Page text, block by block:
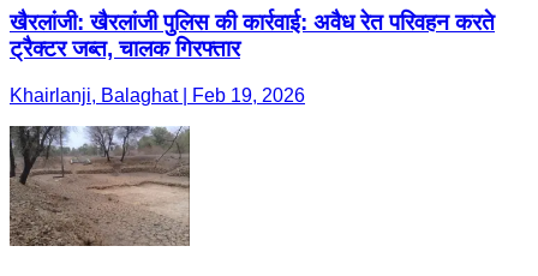
खैरलांजी: खैरलांजी पुलिस की कार्रवाई: अवैध रेत परिवहन करते
ट्रैक्टर जब्त, चालक गिरफ्तार
Khairlanji, Balaghat | Feb 19, 2026